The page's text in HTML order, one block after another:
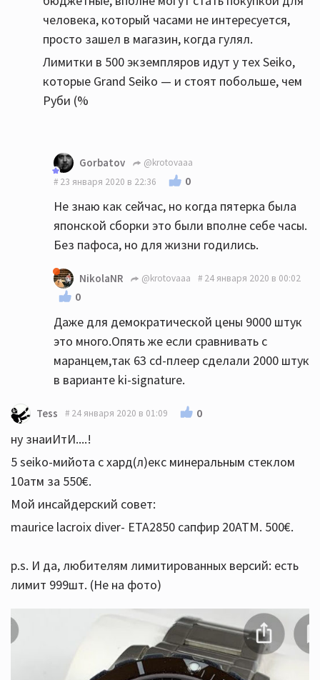
человека, который часами не интересуется,
просто зашел в магазин, когда гулял.
Лимитки в 500 экземпляров идут у тех Seiko,
которые Grand Seiko — и стоят побольше, чем
Руби (%
Gorbatov
@krotovaaa
23 января 2020 в 22:36
0
Не знаю как сейчас, но когда пятерка была
японской сборки это были вполне себе часы.
Без пафоса, но для жизни годились.
NikolaNR @krotovaaa 24 января 2020 в 00:02
0
Даже для демократической цены 9000 штук
это много.Опять же если сравнивать с
маранцем,так 63 cd-плеер сделали 2000 штук
в варианте ki-signature.
Tess 24 января 2020 в 01:09 0
ну знаиИтИ....!
5 seiko-мийота с хард(л)екс минеральным стеклом
10атм за 550€.
Мой инсайдерский совет:
maurice lacroix diver- ETA2850 сапфир 20АТМ. 500€.
p.s. И да, любителям лимитированных версий: есть
лимит 999шт. (Не на фото)